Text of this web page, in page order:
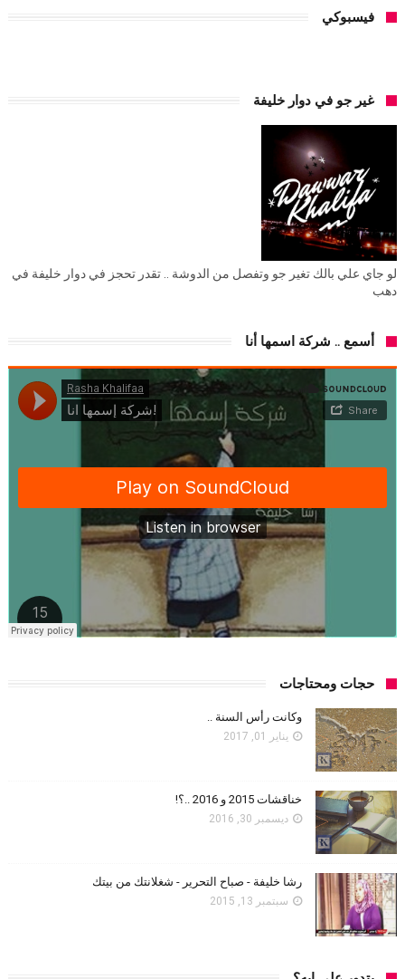
فيسبوكي
غير جو في دوار خليفة
لو جاي علي بالك تغير جو وتفصل من الدوشة .. تقدر تحجز في دوار خليفة في
دهب
أسمع .. شركة اسمها أنا
حجات ومحتاجات
وكانت رأس السنة ..
يناير 01, 2017
خناقشات 2015 و 2016 ..؟!
ديسمبر 30, 2016
رشا خليفة - صباح التحرير - شغلانتك من بيتك
سبتمبر 13, 2015